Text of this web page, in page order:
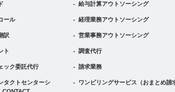
ール
訳
ト
ック委託代行
タクトセンターシ
給与計算アウトソーシング
経理業務アウトソーシング
営業事務アウトソーシング
調査代行
請求業務
ワンビリングサービス （おまとめ請